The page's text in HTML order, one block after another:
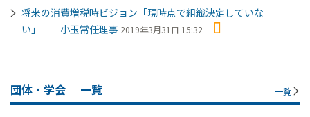
将来の消費増税時ビジョン「現時点で組織決定していな
い」 小玉常任理事 2019年3月31日 15:32
団体・学会 一覧 一覧